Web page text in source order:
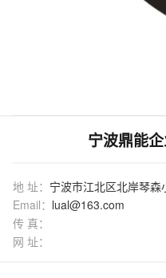
宁波鼎能
地 址： 宁波市江北区北岸琴森
Email： lual@163.com
传 真：
网 址：